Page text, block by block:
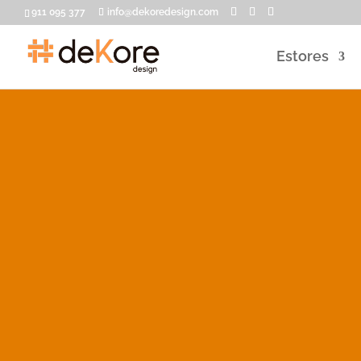
911 095 377 info@dekoredesign.com
Estores